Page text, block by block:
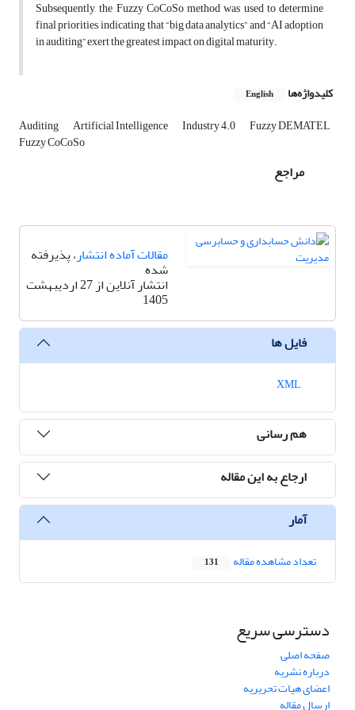
Subsequently, the Fuzzy CoCoSo method was used to determine
final priorities, indicating that “big data analytics” and “AI adoption
in auditing” exert the greatest impact on digital maturity.
کلیدواژه‌ها English
Auditing Artificial Intelligence Industry 4.0 Fuzzy DEMATEL
Fuzzy CoCoSo
مراجع
مقالات آماده انتشار، پذیرفته
شده
انتشار آنلاین از 27 اردیبهشت
1405
فایل ها
هم رسانی
ارجاع به این مقاله
آمار
تعداد مشاهده مقاله 131
دسترسی سریع
صفحه اصلی
درباره نشریه
اعضای هیات تحریریه
ارسال مقاله